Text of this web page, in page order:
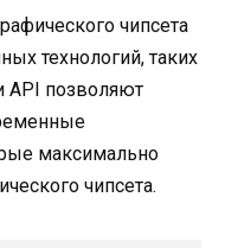
чипсета
технологий, таких
API позволяют
максимально
чипсета.